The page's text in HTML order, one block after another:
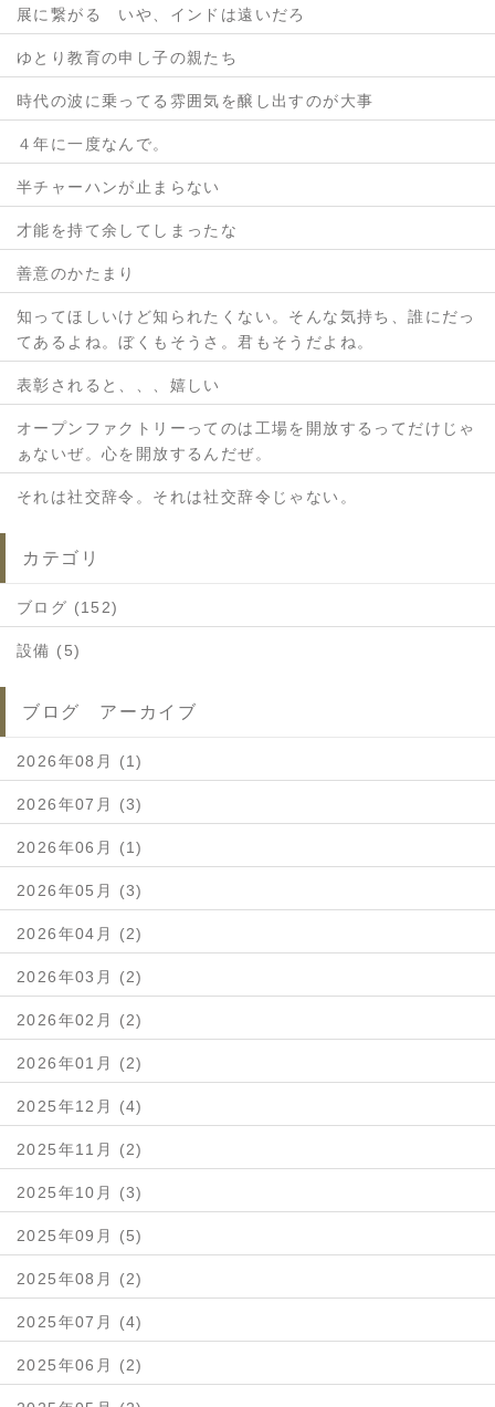
展に繋がる いや、インドは遠いだろ
ゆとり教育の申し子の親たち
時代の波に乗ってる雰囲気を醸し出すのが大事
４年に一度なんで。
半チャーハンが止まらない
才能を持て余してしまったな
善意のかたまり
知ってほしいけど知られたくない。そんな気持ち、誰にだっ
てあるよね。ぼくもそうさ。君もそうだよね。
表彰されると、、、嬉しい
オープンファクトリーってのは工場を開放するってだけじゃ
ぁないぜ。心を開放するんだぜ。
それは社交辞令。それは社交辞令じゃない。
カテゴリ
ブログ (152)
設備 (5)
ブログ アーカイブ
2026年08月 (1)
2026年07月 (3)
2026年06月 (1)
2026年05月 (3)
2026年04月 (2)
2026年03月 (2)
2026年02月 (2)
2026年01月 (2)
2025年12月 (4)
2025年11月 (2)
2025年10月 (3)
2025年09月 (5)
2025年08月 (2)
2025年07月 (4)
2025年06月 (2)